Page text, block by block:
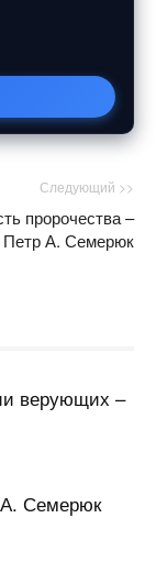
Следующий >>
пророчества –
Петр А. Семерюк
верующих –
Семерюк